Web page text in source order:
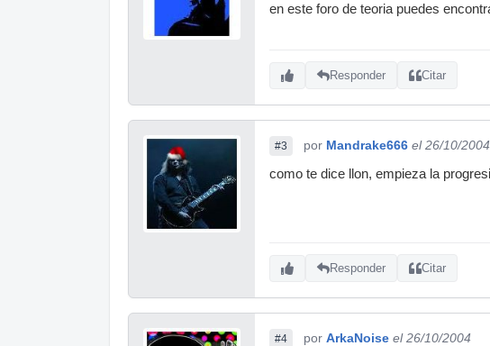
en este foro de teoria puedes
Responder Citar
#3 por Mandrake666 el 26/10/2004
como te dice llon, empieza la
Responder Citar
#4 por ArkaNoise el 26/10/2004